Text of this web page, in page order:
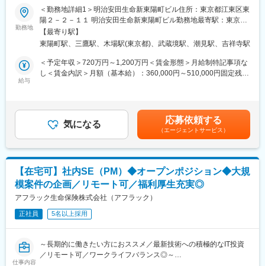
チームにはアクチュアリー試験合格者が複数在籍し、サポート体
制も充実しています。専門知識を共有しながら、安心してスキル
アップできる環境です。
・在宅勤務：可（原則50％出社、50％在宅）
・時差出勤：可
当社は世界最大級の金融サービスであるプルデンシャル・ファイ
ナンシャルの一員です。
グループ内では金融機関代理店（銀行、信託銀行、証券会社）を
通じた生命保険の販売を中心に事業展開しています。
当社にてアプリケーション (個人保険・企業保険等)開発業務をご
担当いただきます。業務経験年数・スキル等に応じ、IT専門人財
の「育成カリキュラム」(キャリアパス)に基づき、ITアーキテクト
等のプロフェッショナル職制への登用も想定しております。
■業務内容：
・アプリケーション開発および大型プロジェクト企画・推進業務
・新たな基盤・アプリケーション構築等、大型プロジェクト推進
業務
■開発環境：
【ホスト】主なOS：メインフレーム（IBM社）、主な言語：
COBOL
配属組織は総勢約250名（アプリ：140名、インフラ：50名）が所
属しております。個人保険や企業保険、損害保険といった商品分
類に加え、それぞれフロントエンド(オープン系)、バックエンド
企業運営に関わるシステムを管理するチーム、加えてネットワー
ク・インフラを管理するチーム、パブリッククラウド基盤の構築
■業務における魅力：
当社は、本体にシステム企画機能を残して情報システム子会社に
勤務地
＜勤務地詳細1＞明治安田生命新東陽町ビル住所：東京都江東区東
陽２－２－１１ 明治安田生命新東陽町ビル勤務地最寄駅：東京メ
トロ東西線／東陽町駅受動喫煙対策：屋内全面禁煙＜勤務地詳細2
＞明治安田生命三鷹ビル住所：東京都三鷹市下連雀4-15-45 勤務
の定める事業所（リモートワーク含む）
【最寄り駅】
東陽町駅、三鷹駅、木場駅(東京都)、武蔵境駅、潮見駅、吉祥寺駅
給与
＜予定年収＞720万円～1,200万円＜賃金形態＞月給制特記事項な
し＜賃金内訳＞月額（基本給）：360,000円～510,000円固定残業
給与補足＞※月給には、基本給36万円、業務効率化加算給約13万
円を含みます。※業務効率化加算給は、45時間分として支給いた
します。※上記時間を超えた分については別途支給いたします。賃
金はあくまでも目安の金額であり、選考を通じて上下する可能性
があります。月給(月額)は固定手当を含めた表記です。
気になる 応募依頼する
（エージェントサービス）
【在宅可】社内SE（PM）◆オープンポジション◆大規
模案件の企画／リモート可／福利厚生充実◎
アフラック生命保険株式会社（アフラック）
正社員 5名以上採用
仕事内容
～長期的に働きたい方におススメ／最新技術への積極的なIT投資
／リモート可／ワークライフバランス◎～